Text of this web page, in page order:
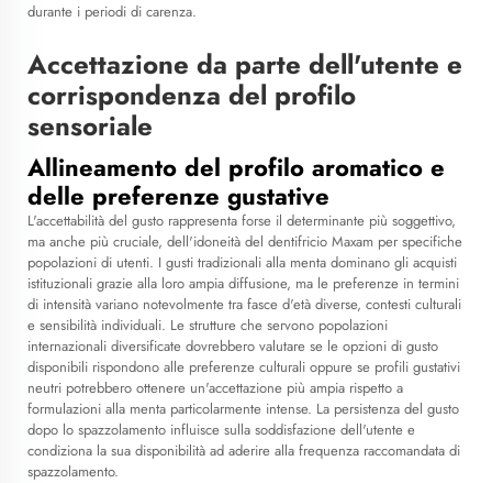
durante i periodi di carenza.
Accettazione da parte dell'utente e
corrispondenza del profilo
sensoriale
Allineamento del profilo aromatico e
delle preferenze gustative
L'accettabilità del gusto rappresenta forse il determinante più soggettivo,
ma anche più cruciale, dell'idoneità del dentifricio Maxam per specifiche
popolazioni di utenti. I gusti tradizionali alla menta dominano gli acquisti
istituzionali grazie alla loro ampia diffusione, ma le preferenze in termini
di intensità variano notevolmente tra fasce d'età diverse, contesti culturali
e sensibilità individuali. Le strutture che servono popolazioni
internazionali diversificate dovrebbero valutare se le opzioni di gusto
disponibili rispondono alle preferenze culturali oppure se profili gustativi
neutri potrebbero ottenere un'accettazione più ampia rispetto a
formulazioni alla menta particolarmente intense. La persistenza del gusto
dopo lo spazzolamento influisce sulla soddisfazione dell'utente e
condiziona la sua disponibilità ad aderire alla frequenza raccomandata di
spazzolamento.